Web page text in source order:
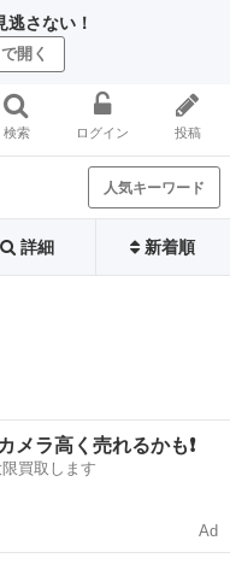
さない！
開く
検索 ログイン 投稿
人気キーワード
詳細 新着順
メラ高く売れるかも❗️
買取します
Ad